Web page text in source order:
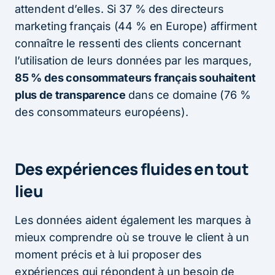
attendent d’elles. Si 37 % des directeurs
marketing français (44 % en Europe) affirment
connaître le ressenti des clients concernant
l’utilisation de leurs données par les marques,
85 % des consommateurs français souhaitent
plus de transparence dans ce domaine (76 %
des consommateurs européens).
Des expériences fluides en tout
lieu
Les données aident également les marques à
mieux comprendre où se trouve le client à un
moment précis et à lui proposer des
expériences qui répondent à un besoin de